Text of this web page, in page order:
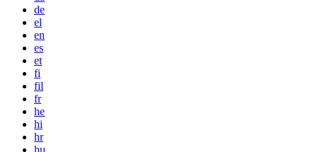
de
el
en
es
et
fi
fil
fr
he
hi
hr
hu